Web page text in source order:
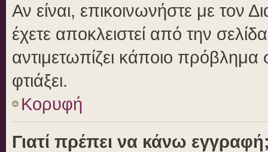
Αν είναι, επικοινωνήστε με τον
έχετε αποκλειστεί από την
αντιμετωπίζει κάποιο πρόβλημα
φτιάξει.
Κορυφή
Γιατί πρέπει να κάνω